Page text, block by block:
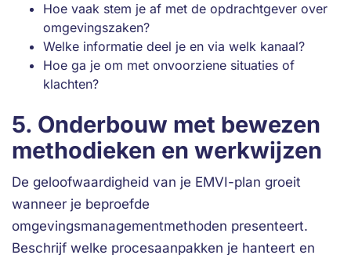
Hoe vaak stem je af met de opdrachtgever over
omgevingszaken?
Welke informatie deel je en via welk kanaal?
Hoe ga je om met onvoorziene situaties of
klachten?
5. Onderbouw met bewezen
methodieken en werkwijzen
De geloofwaardigheid van je EMVI-plan groeit
wanneer je beproefde
omgevingsmanagementmethoden presenteert.
Beschrijf welke procesaanpakken je hanteert en